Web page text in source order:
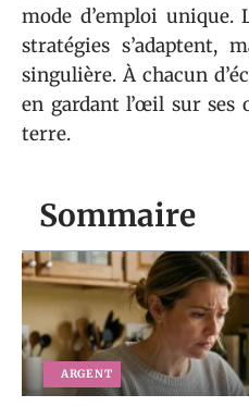
Sommaire
ARGENT
mode d’emploi unique.
stratégies s’adaptent,
singulière. À chacun
en gardant l’œil sur ses
terre.